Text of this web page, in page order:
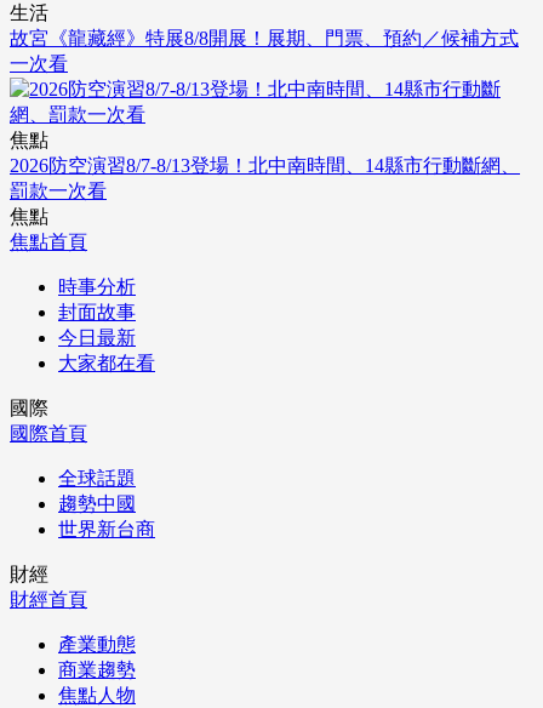
生活
故宮《龍藏經》特展8/8開展！展期、門票、預約／候補方式
一次看
焦點
2026防空演習8/7-8/13登場！北中南時間、14縣市行動斷網、
罰款一次看
焦點
焦點首頁
時事分析
封面故事
今日最新
大家都在看
國際
國際首頁
全球話題
趨勢中國
世界新台商
財經
財經首頁
產業動態
商業趨勢
焦點人物